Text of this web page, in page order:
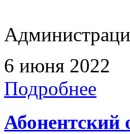
6 июня 2022
Подробнее
Абонентский